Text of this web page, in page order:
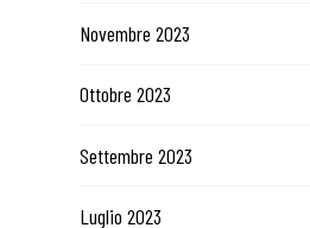
Novembre 2023
Ottobre 2023
Settembre 2023
Luglio 2023